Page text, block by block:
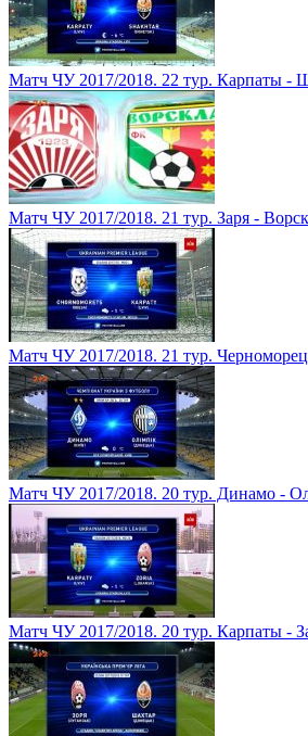
Матч ЧУ 2017/2018. 22 тур. Карпаты -
Матч ЧУ 2017/2018. 21 тур. Заря -
Матч ЧУ 2017/2018. 21 тур.
Матч ЧУ 2017/2018. 20 тур. Динамо -
Матч ЧУ 2017/2018. 20 тур. Карпаты -